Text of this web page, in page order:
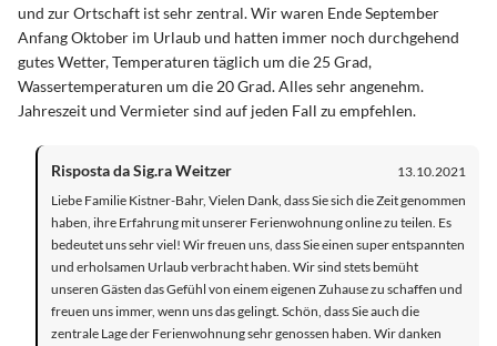
und zur Ortschaft ist sehr zentral. Wir waren Ende September
Anfang Oktober im Urlaub und hatten immer noch durchgehend
gutes Wetter, Temperaturen täglich um die 25 Grad,
Wassertemperaturen um die 20 Grad. Alles sehr angenehm.
Jahreszeit und Vermieter sind auf jeden Fall zu empfehlen.
Risposta da Sig.ra Weitzer
13.10.2021
Liebe Familie Kistner-Bahr, Vielen Dank, dass Sie sich die Zeit genommen
haben, ihre Erfahrung mit unserer Ferienwohnung online zu teilen. Es
bedeutet uns sehr viel! Wir freuen uns, dass Sie einen super entspannten
und erholsamen Urlaub verbracht haben. Wir sind stets bemüht
unseren Gästen das Gefühl von einem eigenen Zuhause zu schaffen und
freuen uns immer, wenn uns das gelingt. Schön, dass Sie auch die
zentrale Lage der Ferienwohnung sehr genossen haben. Wir danken